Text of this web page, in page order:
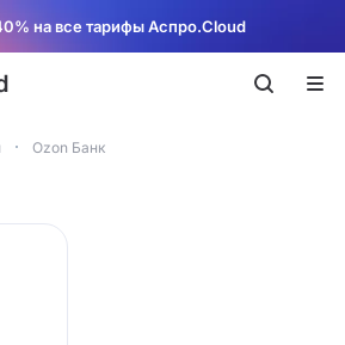
на все тарифы Аспро.Cloud
Ozon Банк